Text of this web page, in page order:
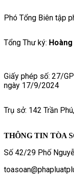
Phó Tổng Biên tập
Tổng Thư ký:
Giấy phép số: 27/
ngày 17/9/2024
Trụ sở: 142 Trần
THÔNG TIN TÒA
Số 42/29 Phố